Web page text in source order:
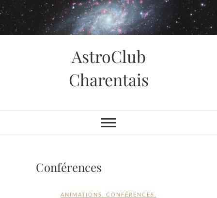
Skip
to
content
AstroClub
Charentais
Conférences
ANIMATIONS CONFÉRENCES